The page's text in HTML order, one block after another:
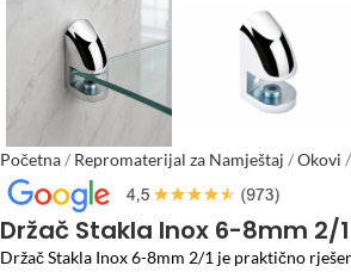
Početna/ Repromaterijal za Namještaj /Okovi /
8mm 2/1
Držač Stakla Inox 6-8mm 2/1
Držač Stakla Inox 6-8mm 2/1 je praktično